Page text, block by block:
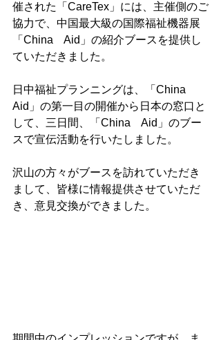
催された「CareTex」には、主催側のご
協力で、中国最大級の国際福祉機器展
「China　Aid」の紹介ブースを提供し
ていただきました。
日中福祉プランニングは、「China
Aid」の第一目の開催から日本の窓口と
して、三日間、「China　Aid」のブー
スで宣伝活動を行いたしました。
沢山の方々がブースを訪れていただき
まして、皆様に情報提供させていただ
き、意見交換ができました。